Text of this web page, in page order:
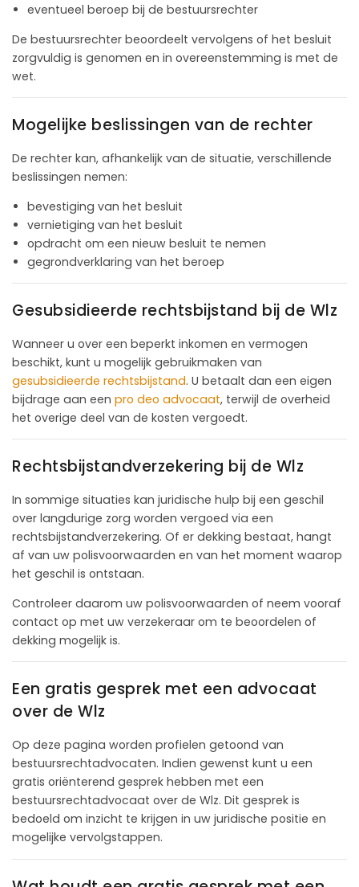
eventueel beroep bij de bestuursrechter
De bestuursrechter beoordeelt vervolgens of het besluit
zorgvuldig is genomen en in overeenstemming is met de
wet.
Mogelijke beslissingen van de rechter
De rechter kan, afhankelijk van de situatie, verschillende
beslissingen nemen:
bevestiging van het besluit
vernietiging van het besluit
opdracht om een nieuw besluit te nemen
gegrondverklaring van het beroep
Gesubsidieerde rechtsbijstand bij de Wlz
Wanneer u over een beperkt inkomen en vermogen
beschikt, kunt u mogelijk gebruikmaken van
gesubsidieerde rechtsbijstand. U betaalt dan een eigen
bijdrage aan een pro deo advocaat, terwijl de overheid
het overige deel van de kosten vergoedt.
Rechtsbijstandverzekering bij de Wlz
In sommige situaties kan juridische hulp bij een geschil
over langdurige zorg worden vergoed via een
rechtsbijstandverzekering. Of er dekking bestaat, hangt
af van uw polisvoorwaarden en van het moment waarop
het geschil is ontstaan.
Controleer daarom uw polisvoorwaarden of neem vooraf
contact op met uw verzekeraar om te beoordelen of
dekking mogelijk is.
Een gratis gesprek met een advocaat
over de Wlz
Op deze pagina worden profielen getoond van
bestuursrechtadvocaten. Indien gewenst kunt u een
gratis oriënterend gesprek hebben met een
bestuursrechtadvocaat over de Wlz. Dit gesprek is
bedoeld om inzicht te krijgen in uw juridische positie en
mogelijke vervolgstappen.